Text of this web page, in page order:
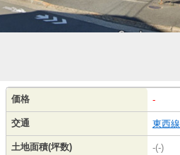
価格 -
交通 東西線
土地面積(坪数) -(-)